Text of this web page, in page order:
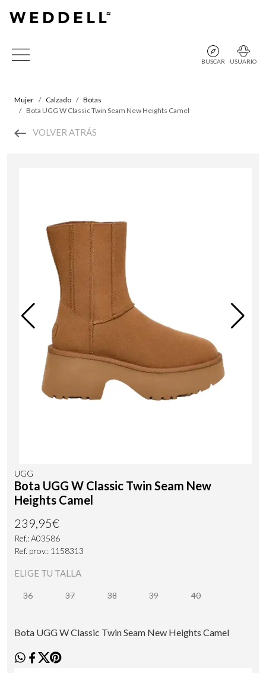
BUSCAR USUARIO
Mujer Calzado
Botas
Bota UGG W Classic Twin Seam New Heights Camel
VOLVER ATRÁS
UGG
Bota UGG W Classic Twin Seam New
Heights Camel
239,95€
Ref.: A03586
Ref. prov.: 1158313
ELIGE TU TALLA
36 37 38 39 40
Bota UGG W Classic Twin Seam New Heights Camel